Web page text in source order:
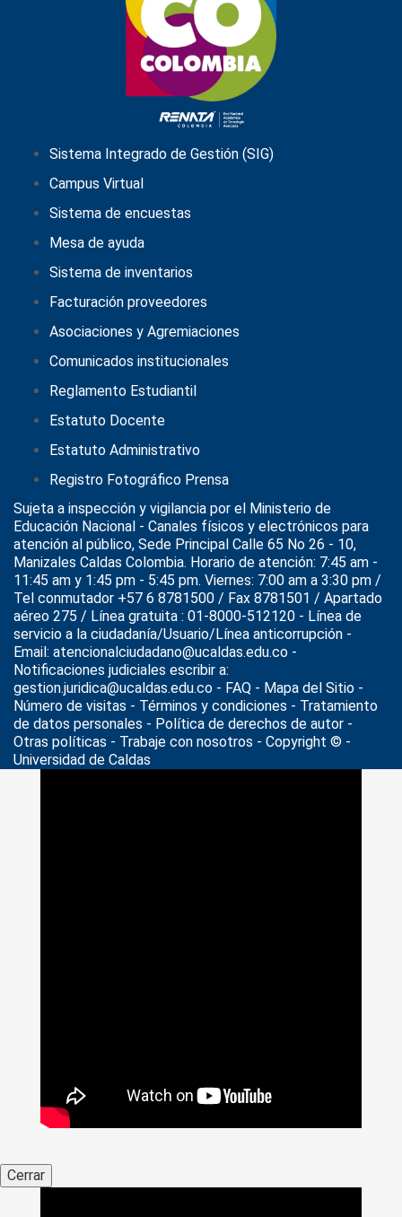
Sistema Integrado de Gestión (SIG)
Campus Virtual
Sistema de encuestas
Mesa de ayuda
Sistema de inventarios
Facturación proveedores
Asociaciones y Agremiaciones
Comunicados institucionales
Reglamento Estudiantil
Estatuto Docente
Estatuto Administrativo
Registro Fotográfico Prensa
Sujeta a inspección y vigilancia por el Ministerio de
Educación Nacional - Canales físicos y electrónicos para
atención al público, Sede Principal Calle 65 No 26 - 10,
Manizales Caldas Colombia. Horario de atención: 7:45 am -
11:45 am y 1:45 pm - 5:45 pm. Viernes: 7:00 am a 3:30 pm /
Tel conmutador +57 6 8781500 / Fax 8781501 / Apartado
aéreo 275 / Línea gratuita : 01-8000-512120 - Línea de
servicio a la ciudadanía/Usuario/Línea anticorrupción -
Email: atencionalciudadano@ucaldas.edu.co -
Notificaciones judiciales escribir a:
gestion.juridica@ucaldas.edu.co - FAQ - Mapa del Sitio -
Número de visitas - Términos y condiciones - Tratamiento
de datos personales - Política de derechos de autor -
Otras políticas - Trabaje con nosotros - Copyright © -
Universidad de Caldas
Cerrar